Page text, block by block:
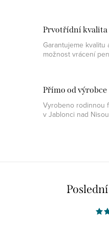
Prvotřídní kvalita
Garantujeme kvalitu
možnost vrácení
Přímo od výrobce
Vyrobeno rodinnou
v Jablonci nad